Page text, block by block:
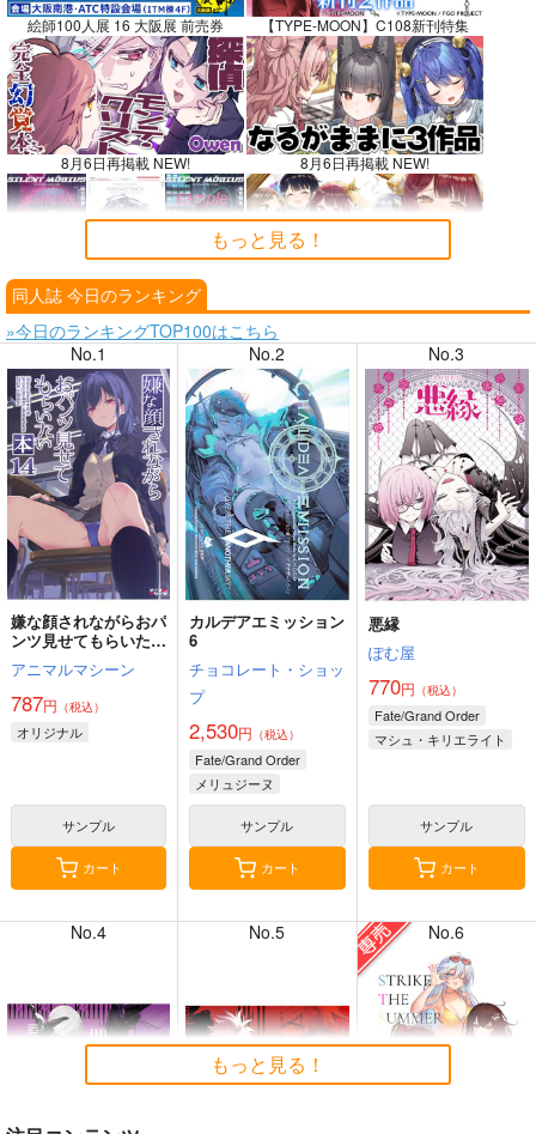
絵師100人展 16 大阪展 前売券 【TYPE-MOON】C108新刊特集
8月6日再掲載 NEW! 8月6日再掲載 NEW!
8月4日掲載
8月3日掲載 8月3日掲載
8月2日掲載 8月2日掲載
7月31日掲載 7月31日掲載
7月30日掲載 7月30日掲載
7月28日掲載
もっと見る！
同人誌 今日のランキング
»今日のランキングTOP100はこちら
No.1
嫌な顔されながらおパ
ンツ見せてもらいたい
本14
アニマルマシーン
787円 （税込）
オリジナル
サンプル
カート
No.2
カルデアエミッション
6
チョコレート・ショッ
プ
2,530円 （税込）
Fate/Grand Order
メリュジーヌ
サンプル
カート
No.3
悪縁
ぽむ屋
770円 （税込）
Fate/Grand Order
マシュ・キリエライト
サンプル
カート
No.4 No.5 No.6
もっと見る！